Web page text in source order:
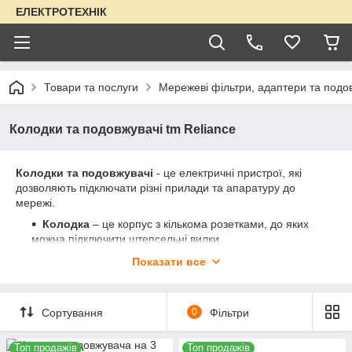
ЕЛЕКТРОТЕХНІК
Товари та послуги Мережеві фільтри, адаптери та
Колодки та подовжувачі tm Reliance
Колодки та подовжувачі - це електричні пристрої, які
дозволяють підключати різні прилади та апаратуру до
мережі.
Колодка – це корпус з кількома розетками, до яких
можна підключити штепсельні вилки.
– це колодка з кабелем, який можна
Колодки та подовжувачі бувають різних типів та потужностей,
залежно від того, для яких цілей вони призначені.
Наприклад, є колодки та подовжувачі із заземленням,
із вимикачем, із захисними шторками, ізUSB-портами
Показати все
Сортування 0 Фільтри
Топ продажів Топ продажів